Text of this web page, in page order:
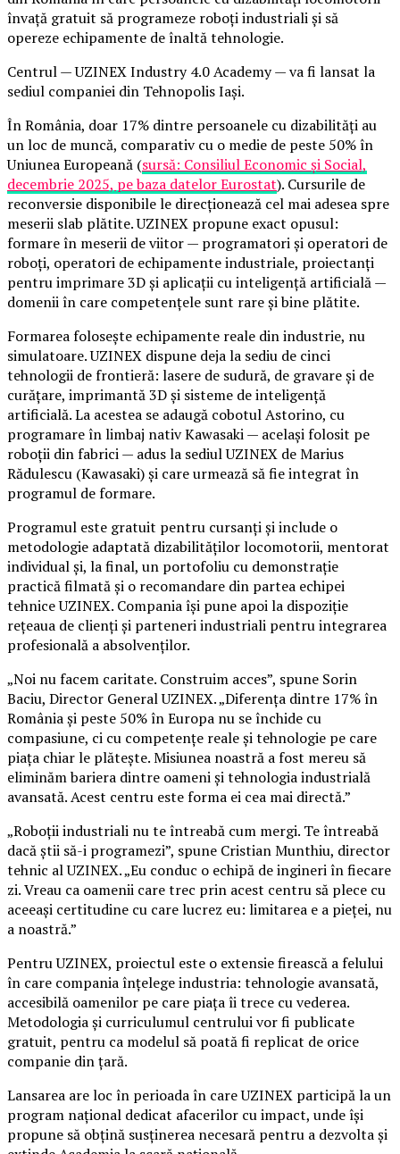
învață gratuit să programeze roboți industriali și să
opereze echipamente de înaltă tehnologie.
Centrul — UZINEX Industry 4.0 Academy — va fi lansat la
sediul companiei din Tehnopolis Iași.
În România, doar 17% dintre persoanele cu dizabilități au
un loc de muncă, comparativ cu o medie de peste 50% în
Uniunea Europeană (sursă: Consiliul Economic și Social,
decembrie 2025, pe baza datelor Eurostat). Cursurile de
reconversie disponibile le direcționează cel mai adesea spre
meserii slab plătite. UZINEX propune exact opusul:
formare în meserii de viitor — programatori și operatori de
roboți, operatori de echipamente industriale, proiectanți
pentru imprimare 3D și aplicații cu inteligență artificială —
domenii în care competențele sunt rare și bine plătite.
Formarea folosește echipamente reale din industrie, nu
simulatoare. UZINEX dispune deja la sediu de cinci
tehnologii de frontieră: lasere de sudură, de gravare și de
curățare, imprimantă 3D și sisteme de inteligență
artificială. La acestea se adaugă cobotul Astorino, cu
programare în limbaj nativ Kawasaki — același folosit pe
roboții din fabrici — adus la sediul UZINEX de Marius
Rădulescu (Kawasaki) și care urmează să fie integrat în
programul de formare.
Programul este gratuit pentru cursanți și include o
metodologie adaptată dizabilităților locomotorii, mentorat
individual și, la final, un portofoliu cu demonstrație
practică filmată și o recomandare din partea echipei
tehnice UZINEX. Compania își pune apoi la dispoziție
rețeaua de clienți și parteneri industriali pentru integrarea
profesională a absolvenților.
„Noi nu facem caritate. Construim acces”, spune Sorin
Baciu, Director General UZINEX. „Diferența dintre 17% în
România și peste 50% în Europa nu se închide cu
compasiune, ci cu competențe reale și tehnologie pe care
piața chiar le plătește. Misiunea noastră a fost mereu să
eliminăm bariera dintre oameni și tehnologia industrială
avansată. Acest centru este forma ei cea mai directă.”
„Roboții industriali nu te întreabă cum mergi. Te întreabă
dacă știi să-i programezi”, spune Cristian Munthiu, director
tehnic al UZINEX. „Eu conduc o echipă de ingineri în fiecare
zi. Vreau ca oamenii care trec prin acest centru să plece cu
aceeași certitudine cu care lucrez eu: limitarea e a pieței, nu
a noastră.”
Pentru UZINEX, proiectul este o extensie firească a felului
în care compania înțelege industria: tehnologie avansată,
accesibilă oamenilor pe care piața îi trece cu vederea.
Metodologia și curriculumul centrului vor fi publicate
gratuit, pentru ca modelul să poată fi replicat de orice
companie din țară.
Lansarea are loc în perioada în care UZINEX participă la un
program național dedicat afacerilor cu impact, unde își
propune să obțină susținerea necesară pentru a dezvolta și